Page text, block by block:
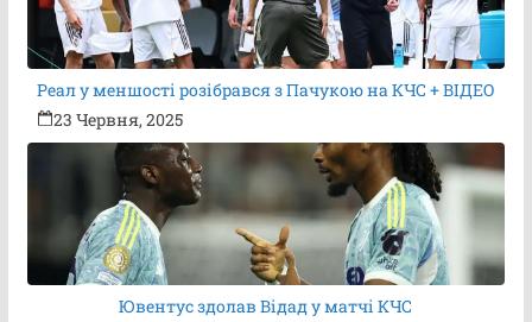
Реал у меншості розібрався з Пачукою на КЧС + ВІДЕО
23 Червня, 2025
Ювентус здолав Відад у матчі КЧС